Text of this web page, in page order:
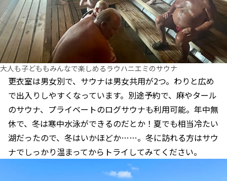
大人も子どももみんなで楽しめるラウハニエミのサウナ
更衣室は男女別で、サウナは男女共用が2つ。わりと広め
で出入りしやすくなっています。別途予約で、麻やタール
のサウナ、プライベートのログサウナも利用可能。年中無
休で、冬は寒中水泳ができるのだとか！夏でも相当冷たい
湖だったので、冬はいかほどか……。冬に訪れる方はサウ
ナでしっかり温まってからトライしてみてください。